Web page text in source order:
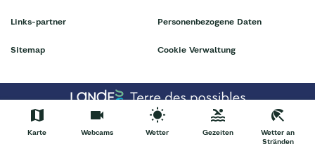
Links-partner
Sitemap
Personenbezogene Daten
Cookie Verwaltung
Karte Webcams Wetter Gezeiten
Wetter an
Stränden